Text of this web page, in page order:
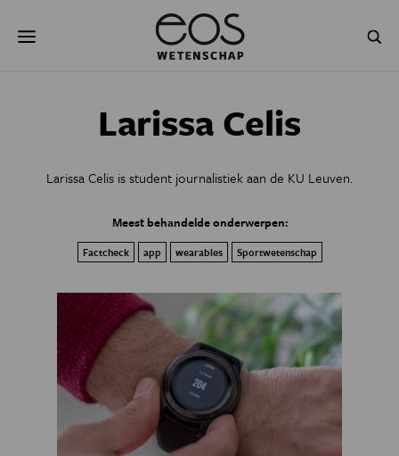
naar
GEZONDHEID RUIMTE
NATUURWETENSCHAPPEN GESCHIEDENIS
PSYCHE & BREIN BLOGS
JONGE UITDAGERS
Larissa Celis
Larissa Celis is student journalistiek aan de KU Leuven.
Meest behandelde onderwerpen:
Factcheck app wearables Sportwetenschap